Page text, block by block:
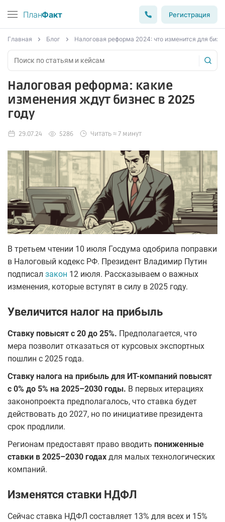
ПланФакт Регистрация
Главная Блог Налоговая реформа 2024: что изменится для
Налоговая реформа: какие
изменения ждут бизнес в 2025
году
29.07.24 5286 Читать ≈ 7 минут
В третьем чтении 10 июля Госдума одобрила поправки
в Налоговый кодекс РФ. Президент Владимир Путин
подписал закон 12 июля. Рассказываем о важных
изменения, которые вступят в силу в 2025 году.
Увеличится налог на прибыль
Ставку повысят с 20 до 25%. Предполагается, что
мера позволит отказаться от курсовых экспортных
пошлин с 2025 года.
Ставку налога на прибыль для ИТ-компаний повысят
с 0% до 5% на 2025–2030 годы. В первых итерациях
законопроекта предполагалось, что ставка будет
действовать до 2027, но по инициативе президента
срок продлили.
Регионам предоставят право вводить пониженные
ставки в 2025–2030 годах для малых технологических
компаний.
Изменятся ставки НДФЛ
Сейчас ставка НДФЛ составляет 13% для всех и 15%